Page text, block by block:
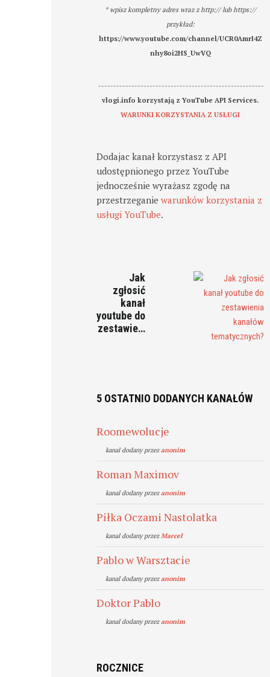
* wpisz kompletny adres wraz z http:// lub https://
przykład:
https://www.youtube.com/channel/UCR0AmrI4Z
nhy8oi2HS_UwVQ
-------------------------------------------------------
vlogi.info korzystają z YouTube API Services.
WARUNKI KORZYSTANIA Z USŁUGI
Dodajac kanał korzystasz z API
udostępnionego przez YouTube
jednocześnie wyrażasz zgodę na
przestrzeganiewarunków korzystania z
usługi YouTube.
Jak
zgłosić
kanał
youtube do
zestawie…
5 OSTATNIO DODANYCH KANAŁÓW
Roomewolucje
kanal dodany przezanonim
Roman Maximov
kanal dodany przezanonim
Piłka Oczami Nastolatka
kanal dodany przezMarcel
Pablo w Warsztacie
kanal dodany przezanonim
Doktor Pablo
kanal dodany przezanonim
ROCZNICE